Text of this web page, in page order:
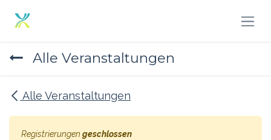
Alle Veranstaltungen
Alle Veranstaltungen
Registrierungen geschlossen